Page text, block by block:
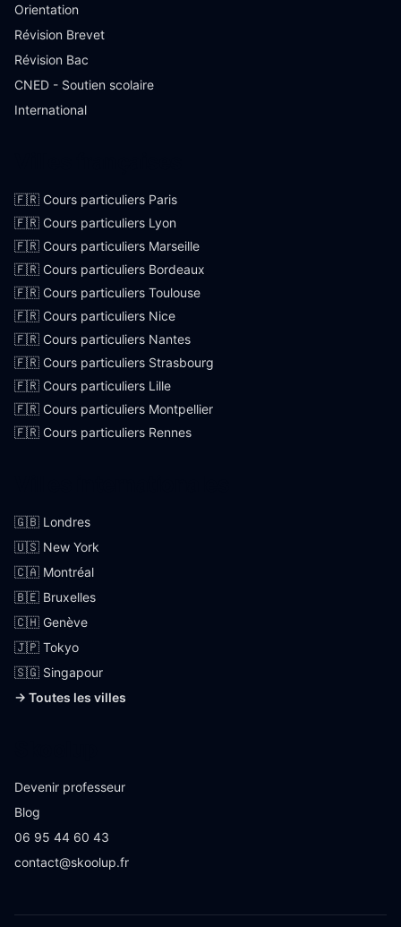
Orientation
Révision Brevet
Révision Bac
CNED - Soutien scolaire
International
🇫🇷 Cours particuliers Paris
🇫🇷 Cours particuliers Lyon
🇫🇷 Cours particuliers Marseille
🇫🇷 Cours particuliers Bordeaux
🇫🇷 Cours particuliers Toulouse
🇫🇷 Cours particuliers Nice
🇫🇷 Cours particuliers Nantes
🇫🇷 Cours particuliers Strasbourg
🇫🇷 Cours particuliers Lille
🇫🇷 Cours particuliers Montpellier
🇫🇷 Cours particuliers Rennes
🇬🇧 Londres
🇺🇸 New York
🇨🇦 Montréal
🇧🇪 Bruxelles
🇨🇭 Genève
🇯🇵 Tokyo
🇸🇬 Singapour
→ Toutes les villes
Devenir professeur
Blog
06 95 44 60 43
contact@skoolup.fr